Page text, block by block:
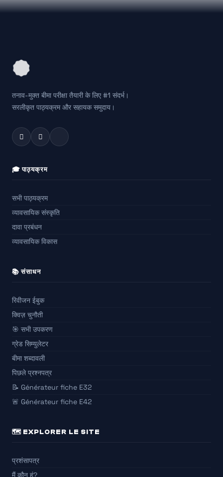
तनाव-मुक्त बीमा परीक्षा तैयारी के लिए #1 संदर्भ।
सरलीकृत पाठ्यक्रम और सहायक समुदाय।
🎓 पाठ्यक्रम
सभी पाठ्यक्रम
व्यावसायिक संस्कृति
दावा प्रबंधन
व्यावसायिक विकास
📚 संसाधन
रिवीजन ईबुक
क्विज़ चुनौती
🎯 सभी उपकरण
ग्रेड सिम्युलेटर
बीमा शब्दावली
पिछले प्रश्नपत्र
📝 Générateur fiche E32
🚨 Générateur fiche E42
🗺️ EXPLORER LE SITE
प्रशंसापत्र
मैं कौन हूं?